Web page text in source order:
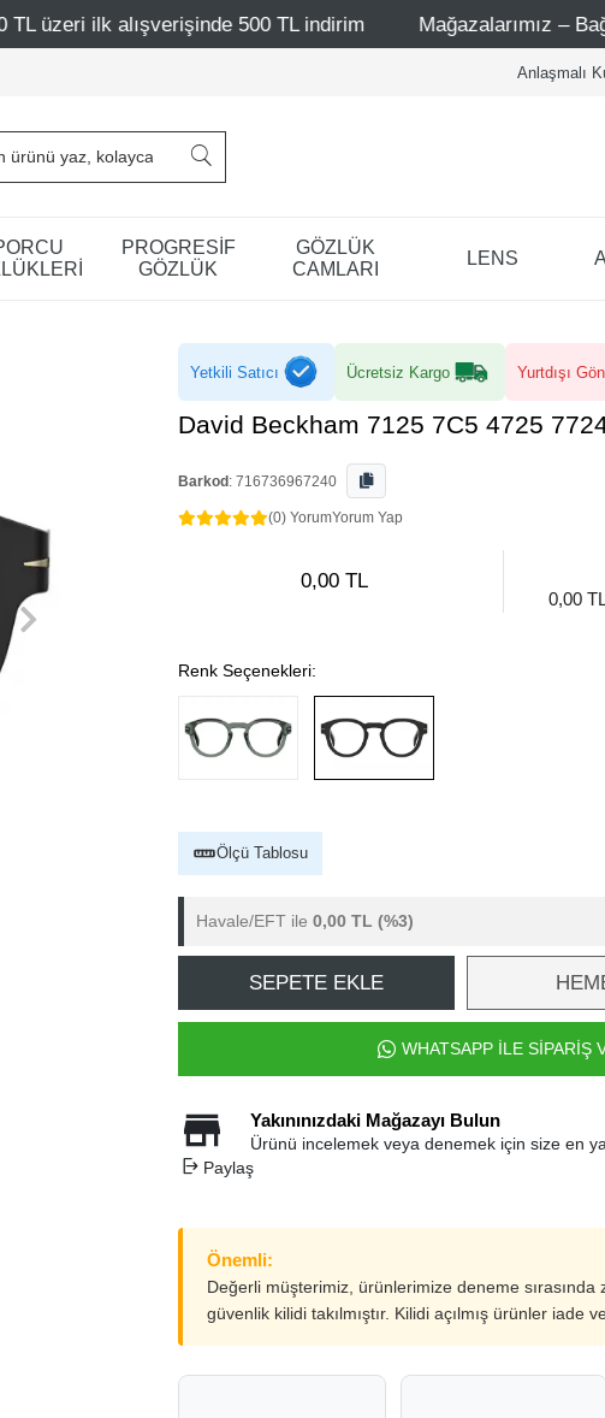
500 TL indirim Mağazalarımız – Bağdat Caddesi 1 -
Anlaşmalı
PROGRESİF
GÖZLÜK
GÖZLÜK
CAMLARI
LENS
Yetkili Satıcı Ücretsiz Kargo Yurtdışı
David Beckham 7125 7C5 4725
Barkod : 716736967240
(0) YorumYorum Yap
0,00 TL
0,00
Renk Seçenekleri:
Ölçü Tablosu
Havale/EFT ile 0,00 TL (%3)
SEPETE EKLE
WHATSAPP İLE SİPARİŞ
Yakınınızdaki Mağazayı Bulun
Ürünü incelemek veya denemek için size en
Paylaş
Önemli:
Değerli müşterimiz, ürünlerimize deneme sırasında
güvenlik kilidi takılmıştır. Kilidi açılmış ürünler iade